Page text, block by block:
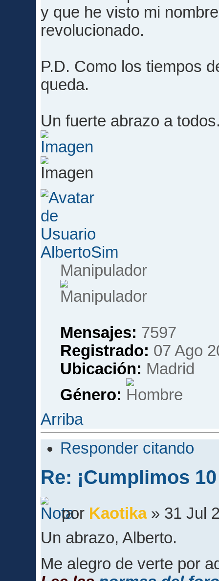
y que he visto mi
revolucionado.
P.D. Como los tiempos
queda.
Un fuerte abrazo a
AlbertoSim
Manipulador
Mensajes: 7597
Registrado: 07 Ago
Ubicación: Madrid
Género:
Arriba
Responder citando
Re: ¡Cumplimos
por Kaotika» 31 Jul
Un abrazo, Alberto.
Me alegro de verte por